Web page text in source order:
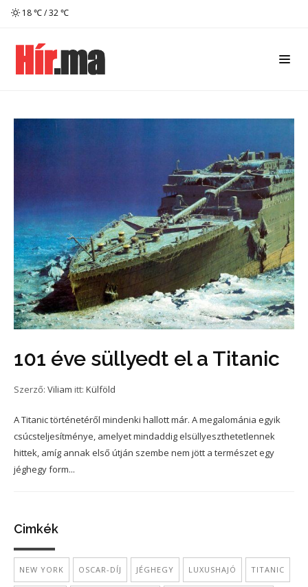
18 ℃ / 32 ℃
101 éve süllyedt el a Titanic
Szerző: Viliam itt: Külföld
A Titanic történetéről mindenki hallott már. A megalománia egyik
csúcsteljesítménye, amelyet mindaddig elsüllyeszthetetlennek
hittek, amíg annak első útján szembe nem jött a természet egy
jéghegy form...
Cimkék
NEW YORK OSCAR-DÍJ JÉGHEGY LUXUSHAJÓ TITANIC